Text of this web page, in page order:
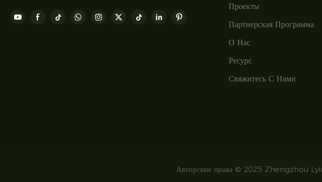
Проекты
Партнерская Программа
О Нас
Ресурс
Свяжитесь С Нами
Авторские права © 2025 Zhengzhou